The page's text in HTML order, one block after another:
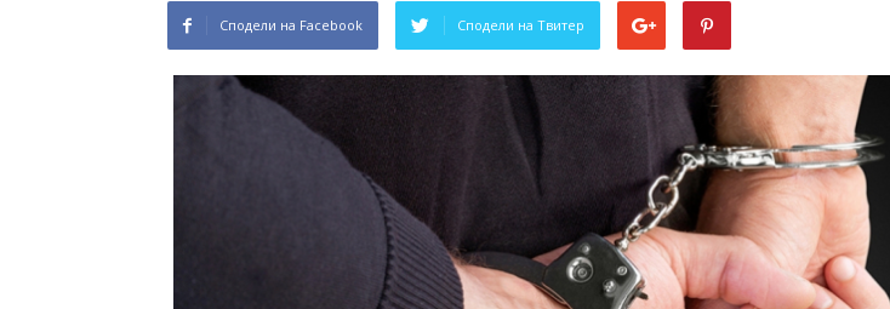
Сподели на Facebook Сподели на Твитер